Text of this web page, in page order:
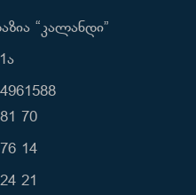
“კალანდი”
70
14
21